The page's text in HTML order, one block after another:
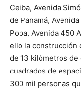
Ceiba, Avenida
de Panamá,
Popa, Avenida 450
ello la construcción
de 13 kilómetros de
cuadrados de
300 mil personas